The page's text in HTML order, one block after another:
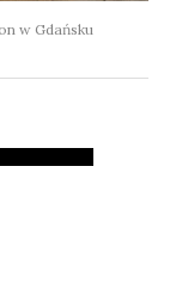
w Gdańsku